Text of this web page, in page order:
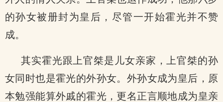
的孙女被册封为皇后，尽管一开始霍光并不赞
成。
其实霍光跟上官桀是儿女亲家，上官桀的孙
女同时也是霍光的外孙女。外孙女成为皇后，原
本勉强能算外戚的霍光，更名正言顺地成为皇亲